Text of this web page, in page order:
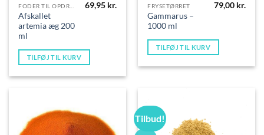
Afskallet
artemia æg 200
ml
69,95 kr.
TILFØJ TIL KURV
FRYSETØRRET
Gammarus –
1000 ml
79,00 kr.
TILFØJ TIL KURV
Tilbud!